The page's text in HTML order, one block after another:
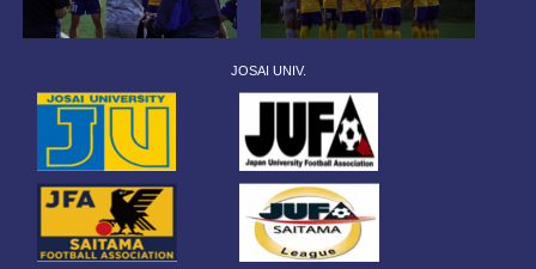
JOSAI UNIV.